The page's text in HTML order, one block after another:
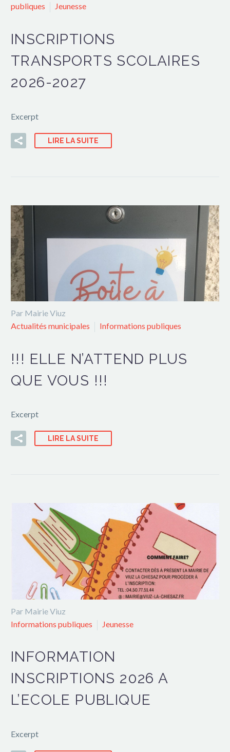
publiques
Jeunesse
INSCRIPTIONS
TRANSPORTS SCOLAIRES
2026-2027
Excerpt
LIRE LA SUITE
Par Mairie Viuz
Actualités municipales
Informations publiques
!!! ELLE N’ATTEND PLUS
QUE VOUS !!!
Excerpt
LIRE LA SUITE
Par Mairie Viuz
Informations publiques
Jeunesse
INFORMATION
INSCRIPTIONS 2026 A
L’ECOLE PUBLIQUE
Excerpt